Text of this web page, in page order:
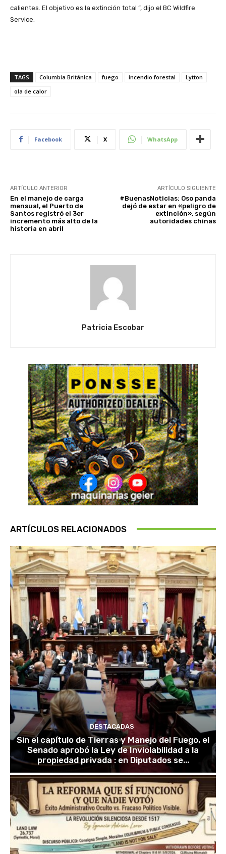
calientes. El objetivo es la extinción total ”, dijo el BC Wildfire
Service.
TAGS Columbia Británica fuego incendio forestal
Lytton
ola de calor
Facebook X WhatsApp
ARTÍCULO ANTERIOR
En el manejo de carga
mensual, el Puerto de
Santos registró el 3er
incremento más alto de la
historia en abril
ARTÍCULO SIGUIENTE
#BuenasNoticias: Oso panda
dejó de estar en «peligro de
extinción», según
autoridades chinas
Patricia Escobar
ARTÍCULOS RELACIONADOS
DESTACADAS
Sin el capítulo de Tierras y Manejo del Fuego, el
Senado aprobó la Ley de Inviolabilidad a la
propiedad privada : en Diputados se...